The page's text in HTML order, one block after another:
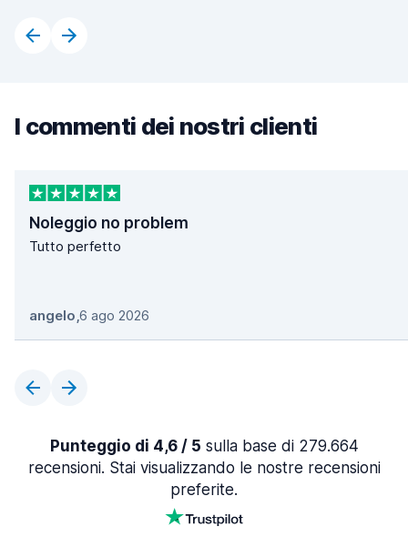
I commenti dei nostri clienti
Noleggio no problem
Tutto perfetto
angelo,6 ago 2026
Punteggio di 4,6 / 5 sulla base di 279.664
recensioni. Stai visualizzando le nostre recensioni
preferite.